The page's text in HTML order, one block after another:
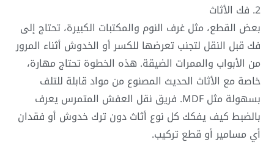
2. فك الأثاث
بعض القطع، مثل غرف النوم والمكتبات الكبيرة، تحتاج إلى
فك قبل النقل لتجنب تعرضها للكسر أو الخدوش أثناء المرور
من الأبواب والممرات الضيقة. هذه الخطوة تحتاج مهارة،
خاصة مع الأثاث الحديث المصنوع من مواد قابلة للتلف
بسهولة مثل MDF. فريق نقل العفش المتمرس يعرف
بالضبط كيف يفكك كل نوع أثاث دون ترك خدوش أو فقدان
أي مسامير أو قطع تركيب.